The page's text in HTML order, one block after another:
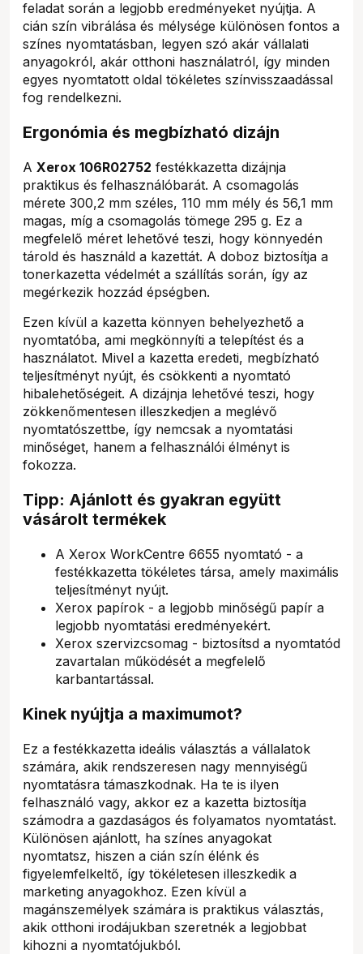
feladat során a legjobb eredményeket nyújtja. A
cián szín vibrálása és mélysége különösen fontos a
színes nyomtatásban, legyen szó akár vállalati
anyagokról, akár otthoni használatról, így minden
egyes nyomtatott oldal tökéletes színvisszaadással
fog rendelkezni.
Ergonómia és megbízható dizájn
A Xerox 106R02752 festékkazetta dizájnja
praktikus és felhasználóbarát. A csomagolás
mérete 300,2 mm széles, 110 mm mély és 56,1 mm
magas, míg a csomagolás tömege 295 g. Ez a
megfelelő méret lehetővé teszi, hogy könnyedén
tárold és használd a kazettát. A doboz biztosítja a
tonerkazetta védelmét a szállítás során, így az
megérkezik hozzád épségben.
Ezen kívül a kazetta könnyen behelyezhető a
nyomtatóba, ami megkönnyíti a telepítést és a
használatot. Mivel a kazetta eredeti, megbízható
teljesítményt nyújt, és csökkenti a nyomtató
hibalehetőségeit. A dizájnja lehetővé teszi, hogy
zökkenőmentesen illeszkedjen a meglévő
nyomtatószettbe, így nemcsak a nyomtatási
minőséget, hanem a felhasználói élményt is
fokozza.
Tipp: Ajánlott és gyakran együtt
vásárolt termékek
A Xerox WorkCentre 6655 nyomtató - a
festékkazetta tökéletes társa, amely maximális
teljesítményt nyújt.
Xerox papírok - a legjobb minőségű papír a
legjobb nyomtatási eredményekért.
Xerox szervizcsomag - biztosítsd a nyomtatód
zavartalan működését a megfelelő
karbantartással.
Kinek nyújtja a maximumot?
Ez a festékkazetta ideális választás a vállalatok
számára, akik rendszeresen nagy mennyiségű
nyomtatásra támaszkodnak. Ha te is ilyen
felhasználó vagy, akkor ez a kazetta biztosítja
számodra a gazdaságos és folyamatos nyomtatást.
Különösen ajánlott, ha színes anyagokat
nyomtatsz, hiszen a cián szín élénk és
figyelemfelkeltő, így tökéletesen illeszkedik a
marketing anyagokhoz. Ezen kívül a
magánszemélyek számára is praktikus választás,
akik otthoni irodájukban szeretnék a legjobbat
kihozni a nyomtatójukból.